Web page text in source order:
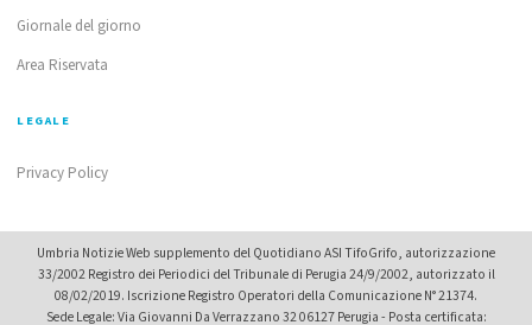
Giornale del giorno
Area Riservata
LEGALE
Privacy Policy
Umbria Notizie Web supplemento del Quotidiano ASI TifoGrifo, autorizzazione
33/2002 Registro dei Periodici del Tribunale di Perugia 24/9/2002, autorizzato il
08/02/2019. Iscrizione Registro Operatori della Comunicazione N° 21374.
Sede Legale: Via Giovanni Da Verrazzano 32 06127 Perugia - Posta certificata: